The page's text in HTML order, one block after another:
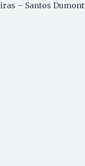
– Santos Dumont